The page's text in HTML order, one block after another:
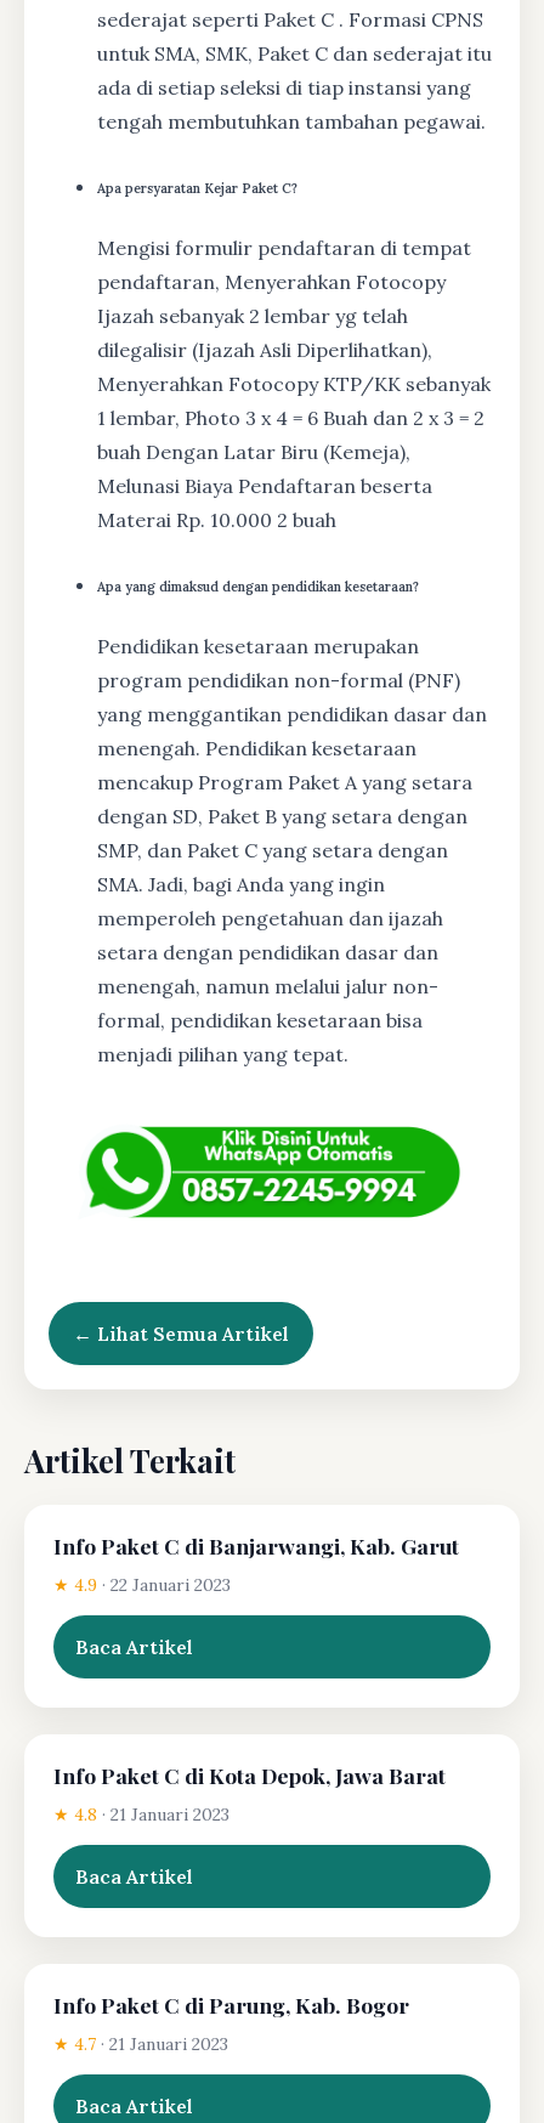
sederajat seperti Paket C . Formasi CPNS
untuk SMA, SMK, Paket C dan sederajat itu
ada di setiap seleksi di tiap instansi yang
tengah membutuhkan tambahan pegawai.
Apa persyaratan Kejar Paket C?
Mengisi formulir pendaftaran di tempat
pendaftaran, Menyerahkan Fotocopy
Ijazah sebanyak 2 lembar yg telah
dilegalisir (Ijazah Asli Diperlihatkan),
Menyerahkan Fotocopy KTP/KK sebanyak
1 lembar, Photo 3 x 4 = 6 Buah dan 2 x 3 = 2
buah Dengan Latar Biru (Kemeja),
Melunasi Biaya Pendaftaran beserta
Materai Rp. 10.000 2 buah
Apa yang dimaksud dengan pendidikan kesetaraan?
Pendidikan kesetaraan merupakan
program pendidikan non-formal (PNF)
yang menggantikan pendidikan dasar dan
menengah. Pendidikan kesetaraan
mencakup Program Paket A yang setara
dengan SD, Paket B yang setara dengan
SMP, dan Paket C yang setara dengan
SMA. Jadi, bagi Anda yang ingin
memperoleh pengetahuan dan ijazah
setara dengan pendidikan dasar dan
menengah, namun melalui jalur non-
formal, pendidikan kesetaraan bisa
menjadi pilihan yang tepat.
← Lihat Semua Artikel
Artikel Terkait
Info Paket C di Banjarwangi, Kab. Garut
★ 4.9 · 22 Januari 2023
Baca Artikel
Info Paket C di Kota Depok, Jawa Barat
★ 4.8 · 21 Januari 2023
Baca Artikel
Info Paket C di Parung, Kab. Bogor
★ 4.7 · 21 Januari 2023
Baca Artikel